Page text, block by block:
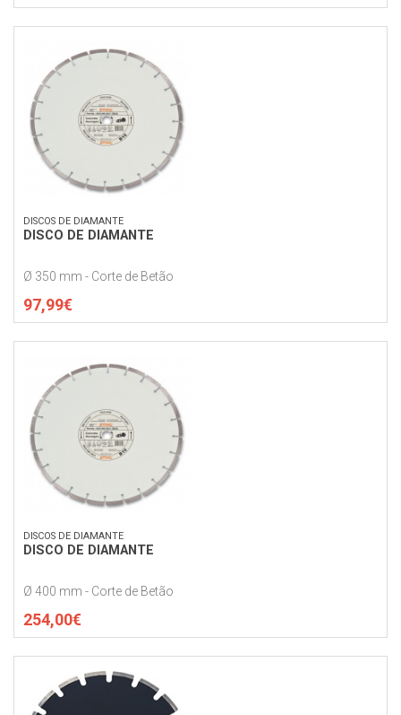
DISCOS DE DIAMANTE
DISCO DE DIAMANTE
Ø 350 mm - Corte de Betão
97,99€
DISCOS DE DIAMANTE
DISCO DE DIAMANTE
Ø 400 mm - Corte de Betão
254,00€